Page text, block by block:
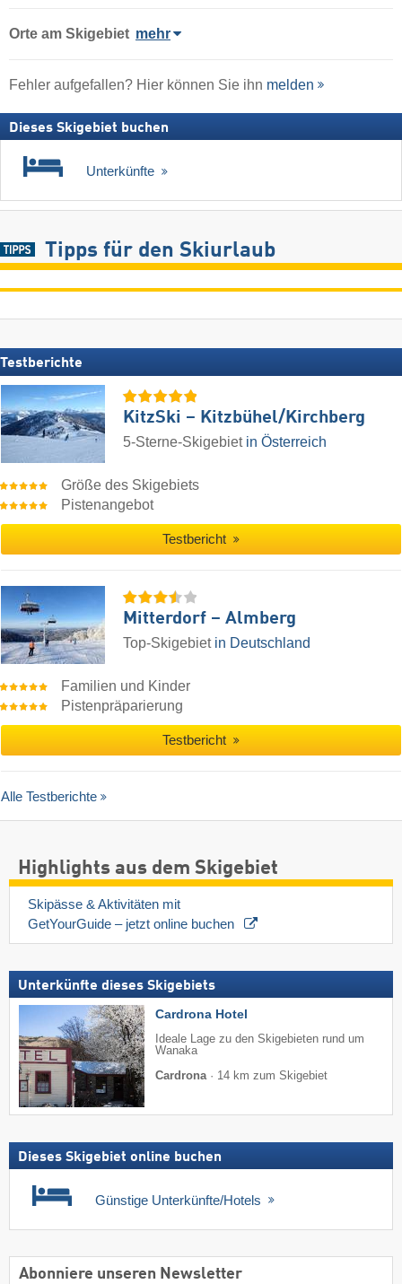
Orte am Skigebiet mehr
Fehler aufgefallen? Hier können Sie ihn melden
Dieses Skigebiet buchen
Unterkünfte
Tipps für den Skiurlaub
Testberichte
KitzSki – Kitzbühel/​Kirchberg
5-Sterne-Skigebiet in Österreich
Größe des Skigebiets
Pistenangebot
Testbericht
Mitterdorf – Almberg
Top-Skigebiet in Deutschland
Familien und Kinder
Pistenpräparierung
Testbericht
Alle Testberichte
Highlights aus dem Skigebiet
Skipässe & Aktivitäten mit
GetYourGuide – jetzt online buchen
Unterkünfte dieses Skigebiets
Cardrona Hotel
Ideale Lage zu den Skigebieten rund um
Wanaka
Cardrona· 14 km zum Skigebiet
Dieses Skigebiet online buchen
Günstige Unterkünfte/Hotels
Abonniere unseren Newsletter